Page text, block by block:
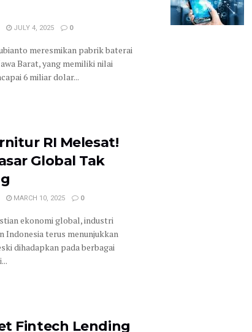
JULY 4, 2025 0
meresmikan pabrik baterai
Barat, yang memiliki nilai
6 miliar dolar...
RI Melesat!
Global Tak
MARCH 10, 2025 0
ekonomi global, industri
Indonesia terus menunjukkan
dihadapkan pada berbagai
Fintech Lending